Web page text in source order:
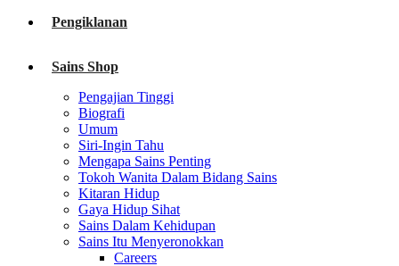
Pengiklanan
Sains Shop
Pengajian Tinggi
Biografi
Umum
Siri-Ingin Tahu
Mengapa Sains Penting
Tokoh Wanita Dalam Bidang Sains
Kitaran Hidup
Gaya Hidup Sihat
Sains Dalam Kehidupan
Sains Itu Menyeronokkan
Careers